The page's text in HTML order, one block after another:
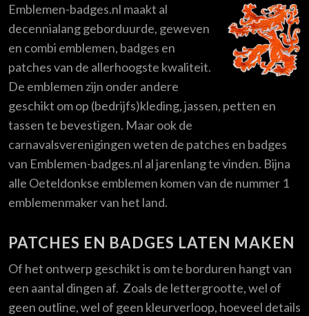
Emblemen-badges.nl maakt al
decennialang geborduurde, geweven
en combi emblemen, badges en
patches van de allerhoogste kwaliteit.
De emblemen zijn onder andere
geschikt om op (bedrijfs)kleding, jassen, petten en
tassen te bevestigen. Maar ook de
carnavalsverenigingen weten de patches en badges
van Emblemen-badges.nl al jarenlang te vinden. Bijna
alle Oeteldonkse emblemen komen van de nummer 1
emblemenmaker van het land.
PATCHES EN BADGES LATEN MAKEN
Of het ontwerp geschikt is om te borduren hangt van
een aantal dingen af. Zoals de lettergrootte, wel of
geen outline, wel of geen kleurverloop, hoeveel details